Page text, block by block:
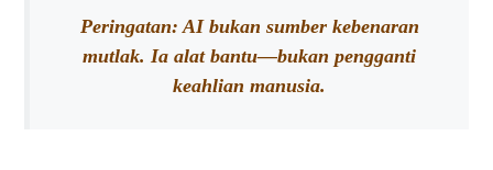
Peringatan: AI bukan sumber kebenaran
mutlak. Ia alat bantu—bukan pengganti
keahlian manusia.